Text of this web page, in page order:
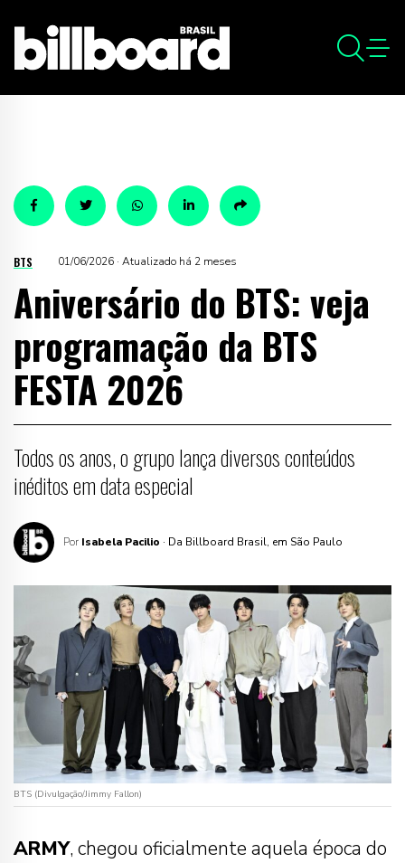
BTS 01/06/2026 · Atualizado há 2 meses
Aniversário do BTS: veja
programação da BTS
FESTA 2026
Todos os anos, o grupo lança diversos conteúdos
inéditos em data especial
Por Isabela Pacilio · Da Billboard Brasil, em São Paulo
BTS (Divulgação/Jimmy Fallon)
ARMY, chegou oficialmente aquela época do